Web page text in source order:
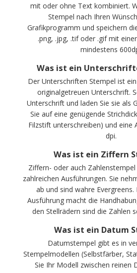
mit oder ohne Text kombiniert.
Stempel nach Ihren
Grafikprogramm und speichern
.png, .jpg, .tif oder .gif mit
mindestens
Was ist ein
Der Unterschriften Stempel ist
originalgetreuen Unterschrift.
Unterschrift und laden Sie sie als
Sie auf eine genügende
Filzstift unterschreiben) und eine
dpi.
Was ist ein Ziffern
Ziffern- oder auch
zahlreichen Ausführungen. Sie
ab und sind wahre
Ausführung macht die
den Stellrädern sind die Zahlen
Was ist ein Datum
Datumstempel gibt es in
Stempelmodellen (Selbstfärber,
Sie Ihr Modell zwischen reinen